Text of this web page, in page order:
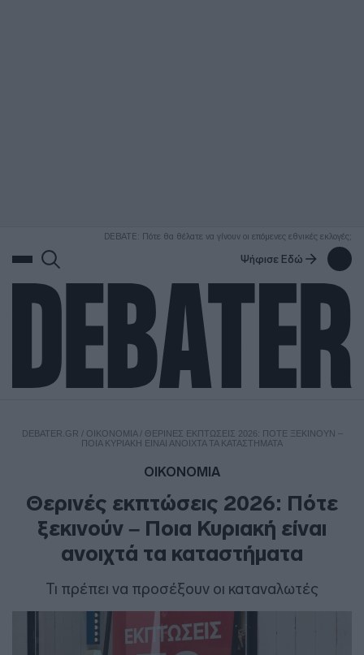
DEBATE: Πότε θα θέλατε να γίνουν οι επόμενες εθνικές εκλογές;
Ψήφισε Εδώ
DEBATER.GR / ΟΙΚΟΝΟΜΙΑ/ ΘΕΡΙΝΈΣ ΕΚΠΤΏΣΕΙΣ 2026: ΠΌΤΕ ΞΕΚΙΝΟΎΝ –
ΠΟΙΑ ΚΥΡΙΑΚΉ ΕΊΝΑΙ ΑΝΟΙΧΤΆ ΤΑ ΚΑΤΑΣΤΉΜΑΤΑ
ΟΙΚΟΝΟΜΙΑ
Θερινές εκπτώσεις 2026: Πότε
ξεκινούν – Ποια Κυριακή είναι
ανοιχτά τα καταστήματα
Τι πρέπει να προσέξουν οι καταναλωτές